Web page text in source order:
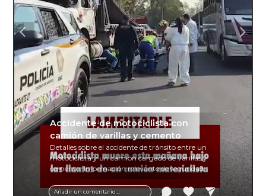
Añadir un comentario ...
Accidente de motociclista con
camión de varillas y cemento
Detalles sobre el accidente de tránsito entre un
motociclista y un camión cargado de varillas y
cemento. Información relevante de seguridad
vial y recomendaciones para motociclistas.